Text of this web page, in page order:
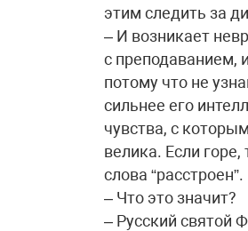
этим следить за
– И возникает
с преподаванием,
потому что не
сильнее его
чувства, с
велика. Если
слова “расстроен”.
– Что это значит?
– Русский святой